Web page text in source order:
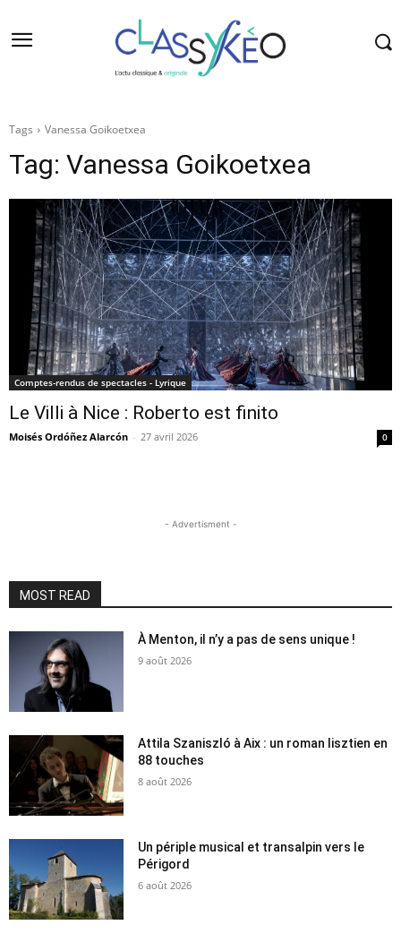
Tags Vanessa Goikoetxea
Tag: Vanessa Goikoetxea
Comptes-rendus de spectacles - Lyrique
Le Villi à Nice : Roberto est finito
Moisés Ordóñez Alarcón - 27 avril 2026 0
- Advertisment -
MOST READ
À Menton, il n’y a pas de sens unique !
9 août 2026
Attila Szaniszló à Aix : un roman lisztien en
88 touches
8 août 2026
Un périple musical et transalpin vers le
Périgord
6 août 2026